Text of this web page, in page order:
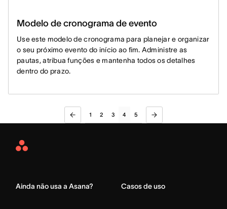
Modelo de cronograma de evento
Use este modelo de cronograma para planejar e organizar
o seu próximo evento do início ao fim. Administre as
pautas, atribua funções e mantenha todos os detalhes
dentro do prazo.
1 2 3 4 5
Asana
Ainda não usa a Asana? Casos de uso